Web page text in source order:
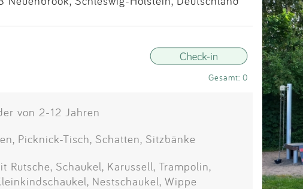
Anmelden
Gesamt: 0
von 2-12 Jahren
Picknick-Tisch, Schatten, Sitzbänke
Rutsche, Schaukel, Karussell, Trampolin,
Nestschaukel, Wippe